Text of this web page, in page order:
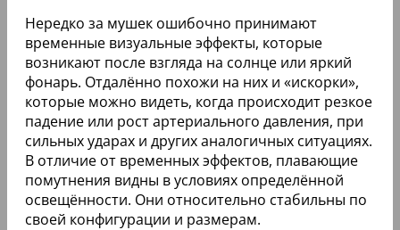
Нередко за мушек ошибочно принимают
временные визуальные эффекты, которые
возникают после взгляда на солнце или яркий
фонарь. Отдалённо похожи на них и «искорки»,
которые можно видеть, когда происходит резкое
падение или рост артериального давления, при
сильных ударах и других аналогичных ситуациях.
В отличие от временных эффектов, плавающие
помутнения видны в условиях определённой
освещённости. Они относительно стабильны по
своей конфигурации и размерам.